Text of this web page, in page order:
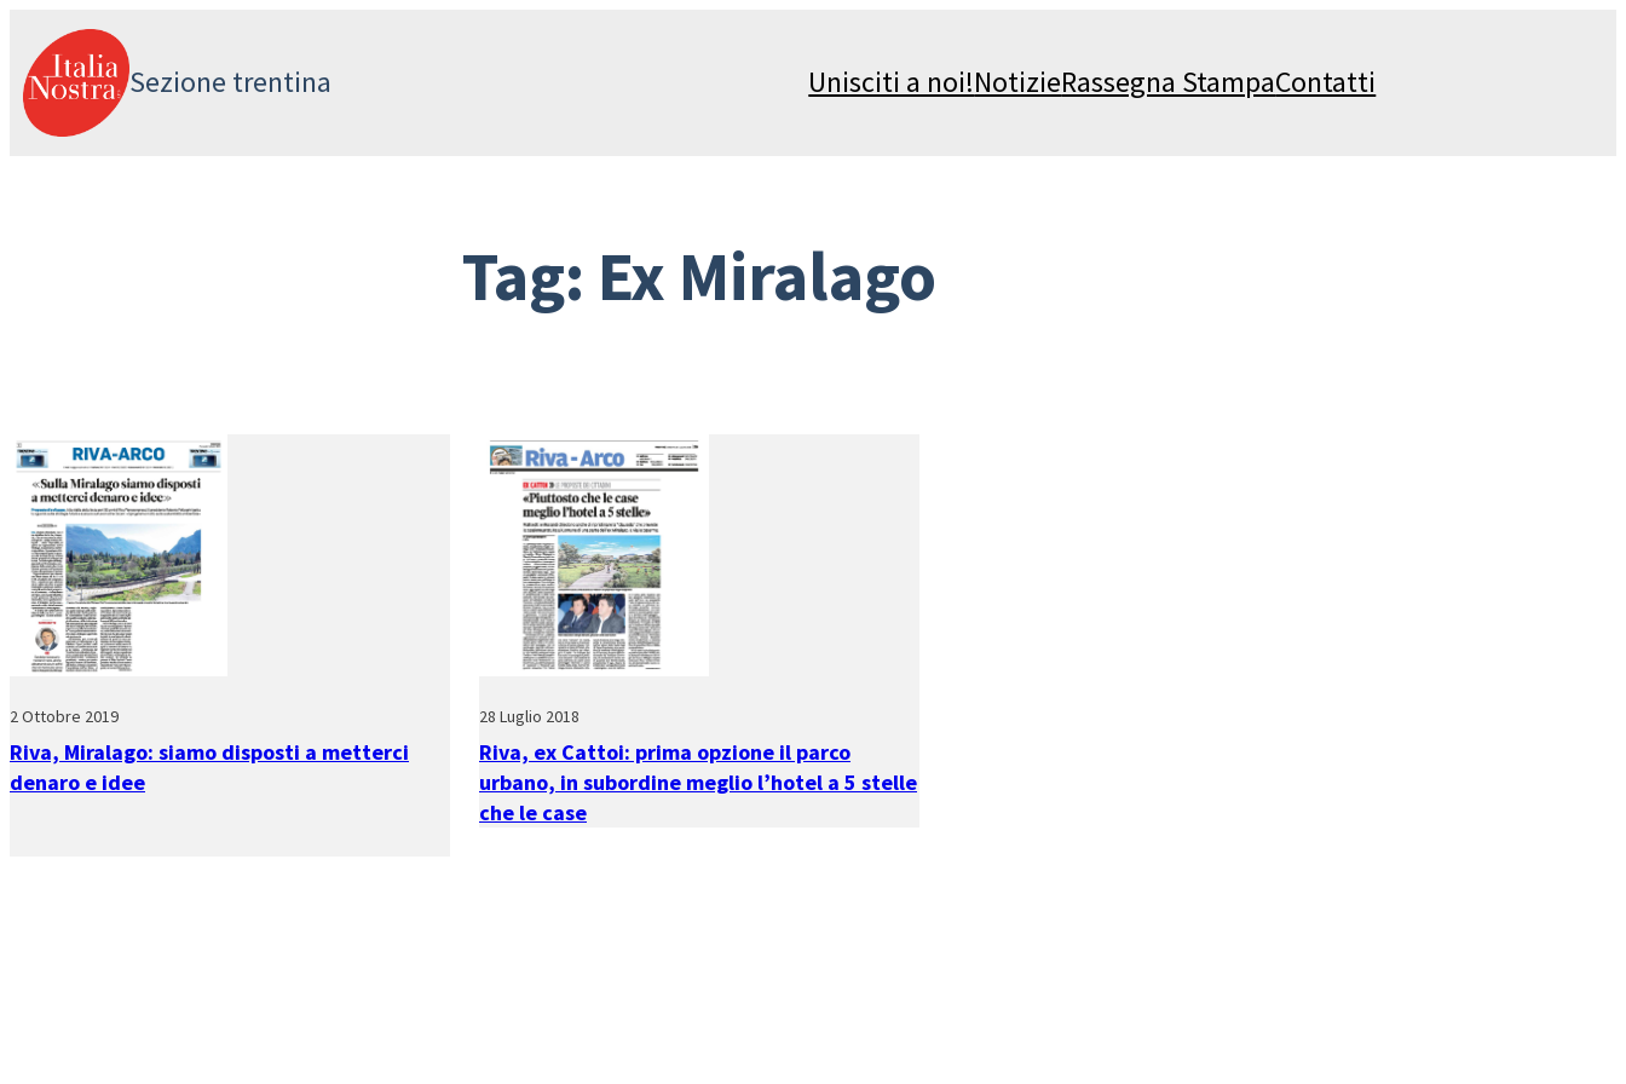
al
contenuto
Sezione trentina Unisciti a noi!NotizieRassegna StampaContatti
Tag: Ex Miralago
2 Ottobre 2019
Riva, Miralago: siamo disposti a metterci
denaro e idee
28 Luglio 2018
Riva, ex Cattoi: prima opzione il parco
urbano, in subordine meglio l’hotel a 5 stelle
che le case